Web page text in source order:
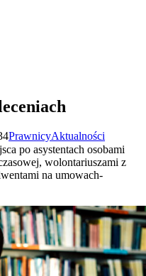
PrawnicyAktualności
po asystentach osobami
wolontariuszami z
na umowach-